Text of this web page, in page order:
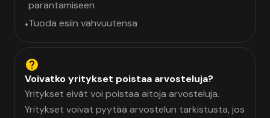
parantamiseen
•Tuoda esiin vahvuutensa
Voivatko yritykset poistaa arvosteluja?
Yritykset eivät voi poistaa aitoja arvosteluja.
Yritykset voivat pyytää arvostelun tarkistusta, jos